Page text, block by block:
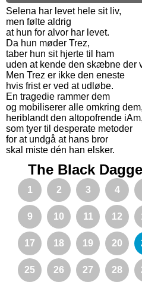
Selena har levet hele sit liv,
men følte aldrig
at hun for alvor har levet.
Da hun møder Trez,
taber hun sit hjerte til ham
uden at kende den skæbne der
Men Trez er ikke den eneste
hvis frist er ved at udløbe.
En tragedie rammer dem
og mobiliserer alle omkring dem,
heriblandt den altopofrende iAm,
som tyer til desperate metoder
for at undgå at hans bror
skal miste dén han elsker.
The Black
1 2 3 4
9 10 11 12
17 18 19 20
25 26 27 28